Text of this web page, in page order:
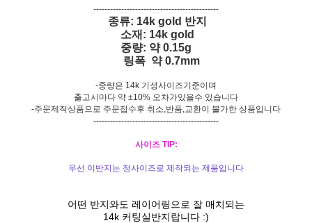
---------------------------------------------
종류: 14k gold 반지
소재: 14k gold
중량: 약 0.15g
링폭 약 0.7mm
-중량은 14k 기성사이즈기준이며
출고시마다 약 ±10% 오차가있을수 있습니다
-주문제작상품으로 주문접수후 취소,반품,교환이 불가한 상품입니다
---------------------------------------------
사이즈 TIP:
우선 이반지는 정사이즈로 제작되는 제품입니다
어떤 반지와도 레이어링으로 잘 매치되는
14k 커팅실반지랍니다 :)